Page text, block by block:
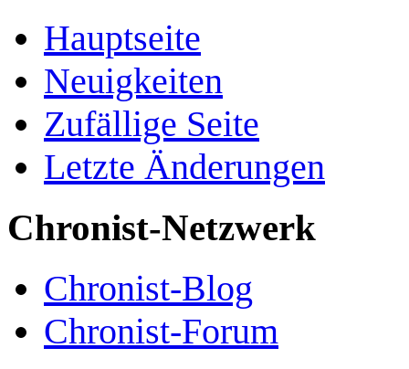
Hauptseite
Neuigkeiten
Zufällige Seite
Letzte Änderungen
Chronist-Netzwerk
Chronist-Blog
Chronist-Forum